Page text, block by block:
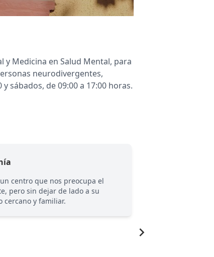
Medicina en Salud Mental, para
neurodivergentes,
sábados, de 09:00 a 17:00 horas.
centro que nos preocupa el
pero sin dejar de lado a su
cercano y familiar.